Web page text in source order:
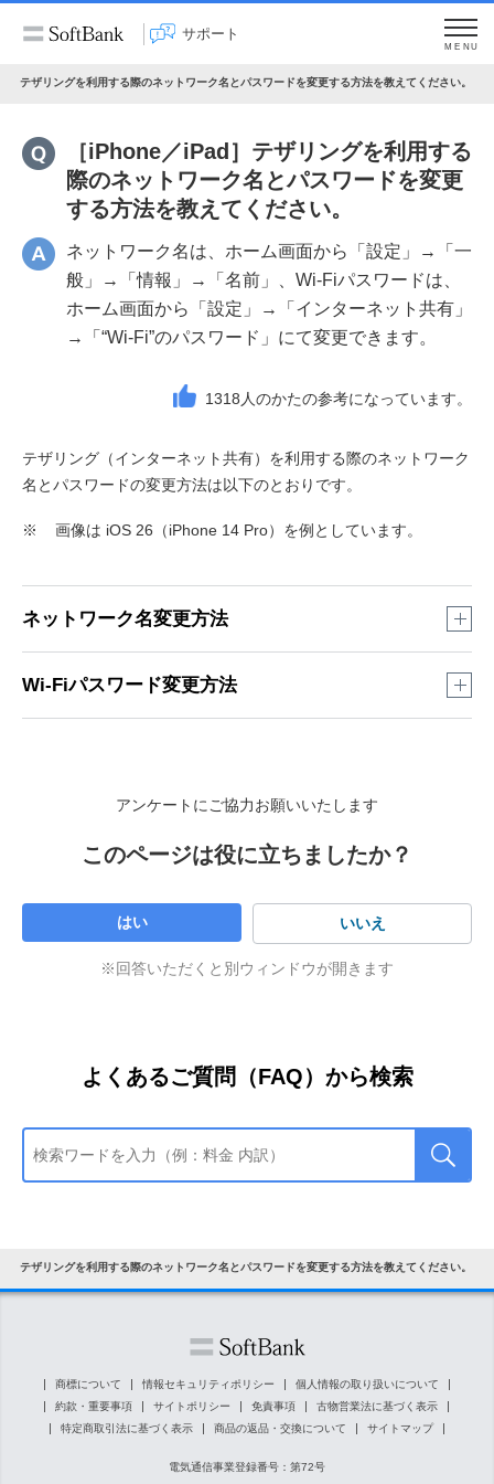
サポート
MENU
］テザリングを利用する際のネットワーク名とパスワードを変更する方法を教えてください。
［iPhone／iPad］テザリングを利用する
際のネットワーク名とパスワードを変更
する方法を教えてください。
ネットワーク名は、ホーム画面から「設定」→「一
般」→「情報」→「名前」、Wi-Fiパスワードは、
ホーム画面から「設定」→「インターネット共有」
→「“Wi-Fi”のパスワード」にて変更できます。
1318 人のかたの参考になっています。
テザリング（インターネット共有）を利用する際のネットワーク
名とパスワードの変更方法は以下のとおりです。
※ 画像は iOS 26（iPhone 14 Pro）を例としています。
ネットワーク名変更方法
ホーム画面から「設定」をタップ
Wi-Fiパスワード変更方法
アンケートにご協力お願いいたします
このページは役に立ちましたか？
はい いいえ
※回答いただくと別ウィンドウが開きます
よくあるご質問（FAQ）から検索
］テザリングを利用する際のネットワーク名とパスワードを変更する方法を教えてください。
商標について 情報セキュリティポリシー
個人情報の取り扱いについて
約款・重要事項
サイトポリシー 免責事項
古物営業法に基づく表示
特定商取引法に基づく表示
商品の返品・交換について サイトマップ
電気通信事業登録番号：第72号